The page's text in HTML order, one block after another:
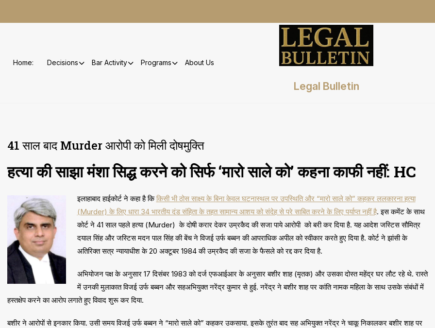
Home: Decisions Bar Activity Programs About Us
Legal Bulletin
41 साल बाद Murder आरोपी को मिली दोषमुक्ति
हत्या की साझा मंशा सिद्ध करने को सिर्फ ‘मारो साले को’ कहना काफी नहीं: HC
इलाहाबाद हाईकोर्ट ने कहा है किकिसी भी ठोस साक्ष्य के बिना केवल घटनास्थल पर उपस्थिति और “मारो साले को” कहकर ललकारना हत्या
(Murder) के लिए धारा 34 भारतीय दंड संहिता के तहत सामान्य आशय को संदेह से परे साबित करने के लिए पर्याप्त नहीं है. इस कमेंट के साथ
कोर्ट ने 41 साल पहले हत्या (Murder) के दोषी करार देकर उम्रकैद की सजा पाये आरोपी को बरी कर दिया है. यह आदेश जस्टिस सौमित्र
दयाल सिंह और जस्टिस मदन पाल सिंह की बेंच ने विजई उर्फ बब्बन की आपराधिक अपील को स्वीकार करते हुए दिया है. कोर्ट ने झांसी के
अतिरिक्त सत्र न्यायाधीश के 20 अक्टूबर 1984 की उम्रकैद की सजा के फैसले को रद्द कर दिया है.
अभियोजन पक्ष के अनुसार 17 दिसंबर 1983 को दर्ज एफआईआर के अनुसार बशीर शाह (मृतक) और उसका दोस्त महेंद्र घर लौट रहे थे. रास्ते
में उनकी मुलाकात विजई उर्फ बब्बन और सहअभियुक्त नरेंद्र कुमार से हुई. नरेंद्र ने बशीर शाह पर कांति नामक महिला के साथ उसके संबंधों में
हस्तक्षेप करने का आरोप लगाते हुए विवाद शुरू कर दिया.
बशीर ने आरोपों से इनकार किया. उसी समय विजई उर्फ बब्बन ने “मारो साले को” कहकर उकसाया. इसके तुरंत बाद सह अभियुक्त नरेंद्र ने चाकू निकालकर बशीर शाह पर